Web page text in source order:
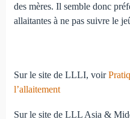
des mères. Il semble donc
allaitantes à ne pas suivre le
Sur le site de LLLI, voir
l’allaitement
Sur le site de LLL Asia &